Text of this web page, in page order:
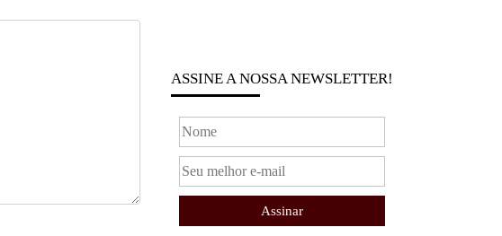
ASSINE A NOSSA NEWSLETTER!
Assinar